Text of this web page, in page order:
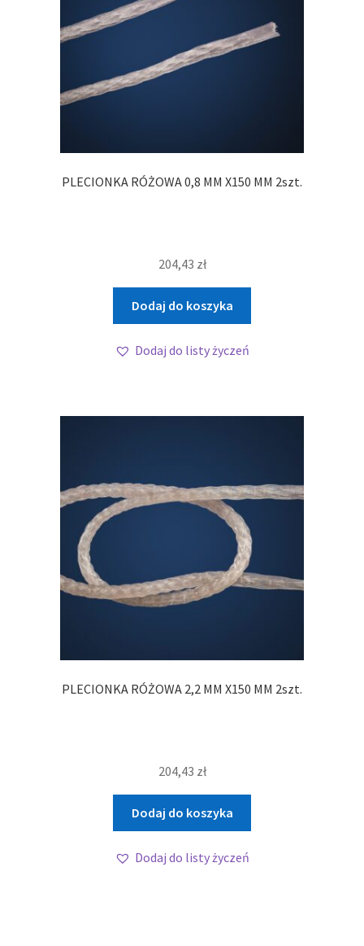
PLECIONKA RÓŻOWA 0,8 MM X150 MM 2szt.
204,43 zł
Dodaj do koszyka
Dodaj do listy życzeń
PLECIONKA RÓŻOWA 2,2 MM X150 MM 2szt.
204,43 zł
Dodaj do koszyka
Dodaj do listy życzeń